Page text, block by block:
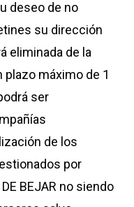
deseo de no
su dirección
eliminada de la
plazo máximo de 1
ser
de los
por
BEJAR no siendo